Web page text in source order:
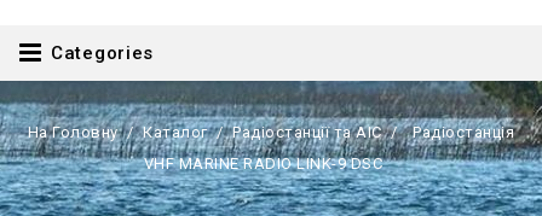
Categories
На Головну Каталог Радіостанції та АІС
Радіостанція
VHF MARINE RADIO LINK-9 DSC